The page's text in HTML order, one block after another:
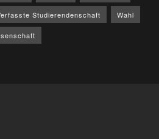
Studierendenschaft Wahl